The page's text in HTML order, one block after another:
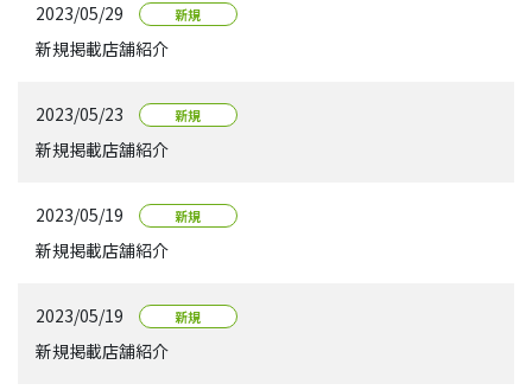
2023/05/29 新規
新規掲載店舗紹介
2023/05/23 新規
新規掲載店舗紹介
2023/05/19 新規
新規掲載店舗紹介
2023/05/19 新規
新規掲載店舗紹介